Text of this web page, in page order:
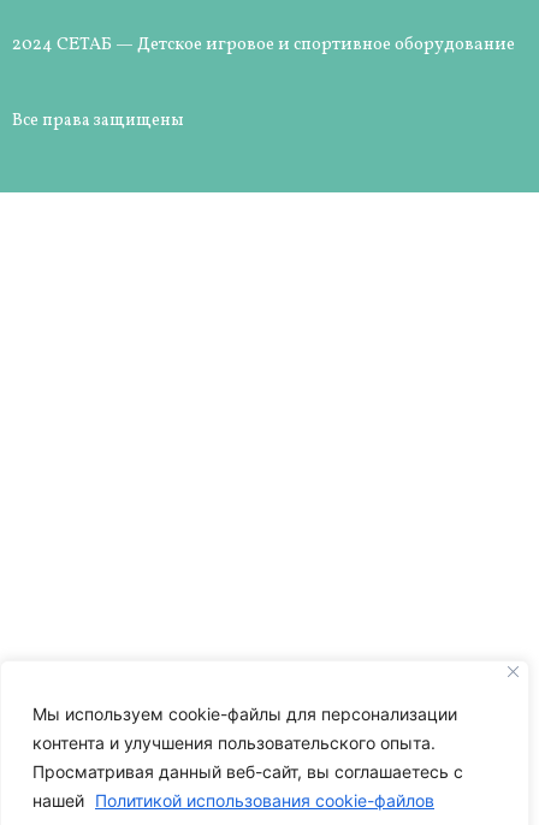
Мы используем cookie-файлы для персонализации
контента и улучшения пользовательского опыта.
Просматривая данный веб-сайт, вы соглашаетесь с
нашей Политикой использования cookie-файлов
2024 СЕТАБ — Детское игровое и спортивное оборудование
Все права защищены